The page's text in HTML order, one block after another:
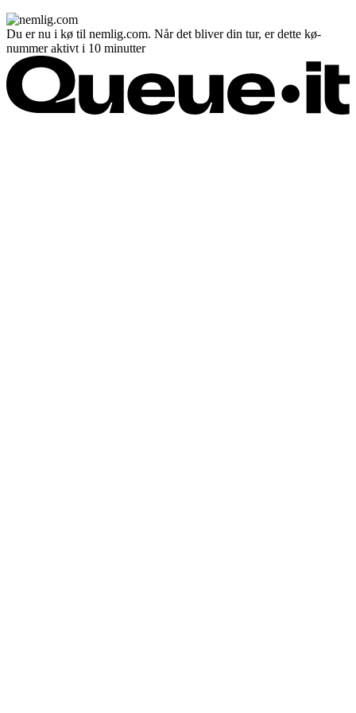
Du er nu i kø til nemlig.com. Når det bliver din tur, er dette kø-
nummer aktivt i 10 minutter